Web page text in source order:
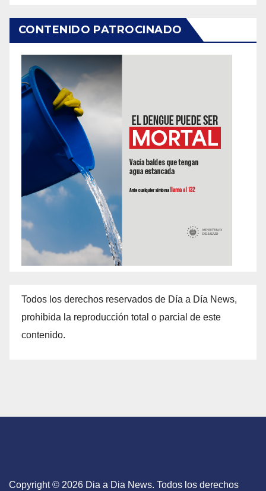
CONTENIDO PATROCINADO
Todos los derechos reservados de Día a Día News,
prohibida la reproducción total o parcial de este
contenido.
Copyright © 2026 Dia a Dia News. Todos los derechos